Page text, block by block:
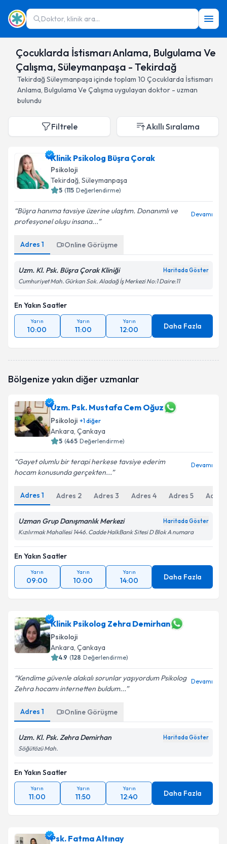
Doktor, klinik ara...
Çocuklarda İstismarı Anlama, Bulgulama Ve
Çalışma, Süleymanpaşa - Tekirdağ
TekirdağSüleymanpaşa içinde toplam 10 Çocuklarda İstismarı
Anlama, Bulgulama Ve Çalışma uygulayan doktor - uzman
bulundu
Filtrele Akıllı Sıralama
Klinik Psikolog Büşra Çorak
Psikoloji
Tekirdağ, Süleymanpaşa
5 (115 Değerlendirme)
Büşra hanıma tavsiye üzerine ulaştım. Donanımlı ve
profesyonel oluşu insana...
Devamı
Adres 1 Online Görüşme
Uzm. Kl. Psk. Büşra Çorak Kliniği Haritada Göster
Cumhuriyet Mah. Gürkan Sok. Aladağ İş Merkezi No:1 Daire:11
En Yakın Saatler
Yarın
10:00
Yarın
11:00
Yarın
12:00 Daha Fazla
Bölgenize yakın diğer uzmanlar
Uzm. Psk. Mustafa Cem Oğuz
Psikoloji +1diğer
Ankara, Çankaya
5 (465 Değerlendirme)
Gayet olumlu bir terapi herkese tavsiye ederim
hocam konusunda gerçekten...
Devamı
Adres 1 Adres 2 Adres 3 Adres 4 Adres 5 Adres
Uzman Grup Danışmanlık Merkezi Haritada Göster
Kızılırmak Mahallesi 1446. Cadde HalkBank Sitesi D Blok A numara
En Yakın Saatler
Yarın
09:00
Yarın
10:00
Yarın
14:00 Daha Fazla
Klinik Psikolog Zehra Demirhan
Psikoloji
Ankara, Çankaya
4.9 (128 Değerlendirme)
Kendime güvenle alakalı sorunlar yaşıyordum Psikolog
Zehra hocamı internetten buldum...
Devamı
Adres 1 Online Görüşme
Uzm. Kl. Psk. Zehra Demirhan Haritada Göster
Söğütözü Mah.
En Yakın Saatler
Yarın
11:00
Yarın
11:50
Yarın
12:40 Daha Fazla
Psk. Fatma Altınay